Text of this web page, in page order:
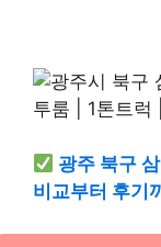
광주 북구
비교부터 후기